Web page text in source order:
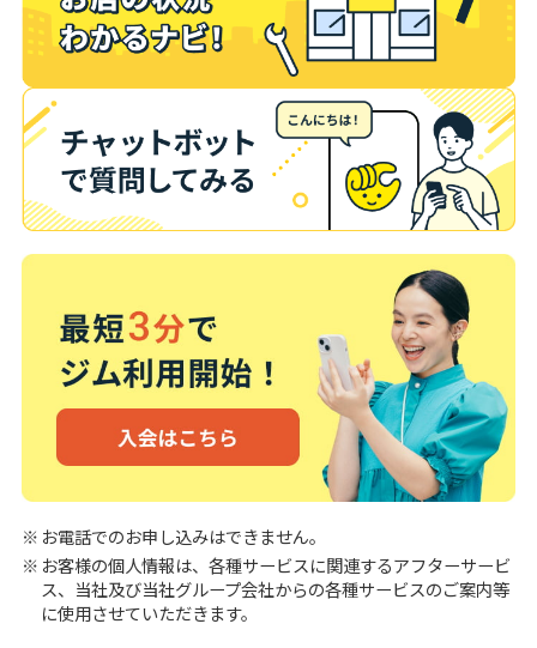
お電話でのお申し込みはできません。
お客様の個人情報は、各種サービスに関連するアフターサービ
ス、当社及び当社グループ会社からの各種サービスのご案内等
に使用させていただきます。